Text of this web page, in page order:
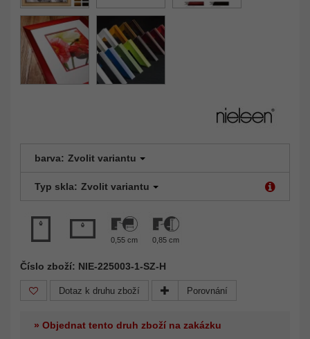
barva: Zvolit variantu
Typ skla: Zvolit variantu
0,55 cm 0,85 cm
Číslo zboží: NIE-225003-1-SZ-H
Dotaz k druhu zboží Porovnání
» Objednat tento druh zboží na zakázku